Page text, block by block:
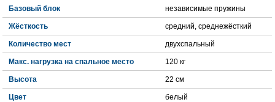
Базовый блок независимые пружины
Жёсткость средний, среднежёсткий
Количество мест двухспальный
Макс. нагрузка на спальное место 120 кг
Высота 22 см
Цвет белый